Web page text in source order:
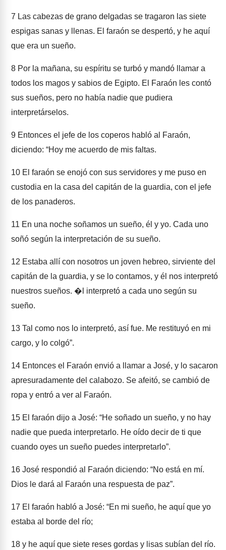
7 Las cabezas de grano delgadas se tragaron las siete
espigas sanas y llenas. El faraón se despertó, y he aquí
que era un sueño.
8 Por la mañana, su espíritu se turbó y mandó llamar a
todos los magos y sabios de Egipto. El Faraón les contó
sus sueños, pero no había nadie que pudiera
interpretárselos.
9 Entonces el jefe de los coperos habló al Faraón,
diciendo: “Hoy me acuerdo de mis faltas.
10 El faraón se enojó con sus servidores y me puso en
custodia en la casa del capitán de la guardia, con el jefe
de los panaderos.
11 En una noche soñamos un sueño, él y yo. Cada uno
soñó según la interpretación de su sueño.
12 Estaba allí con nosotros un joven hebreo, sirviente del
capitán de la guardia, y se lo contamos, y él nos interpretó
nuestros sueños. �l interpretó a cada uno según su
sueño.
13 Tal como nos lo interpretó, así fue. Me restituyó en mi
cargo, y lo colgó”.
14 Entonces el Faraón envió a llamar a José, y lo sacaron
apresuradamente del calabozo. Se afeitó, se cambió de
ropa y entró a ver al Faraón.
15 El faraón dijo a José: “He soñado un sueño, y no hay
nadie que pueda interpretarlo. He oído decir de ti que
cuando oyes un sueño puedes interpretarlo”.
16 José respondió al Faraón diciendo: “No está en mí.
Dios le dará al Faraón una respuesta de paz”.
17 El faraón habló a José: “En mi sueño, he aquí que yo
estaba al borde del río;
18 y he aquí que siete reses gordas y lisas subían del río.